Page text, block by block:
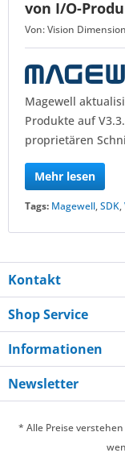
von I/O-
Von: Vision Dimension
Magewell
Produkte auf
proprietären
Mehr lesen
Tags: Magewell,SDK,
Kontakt
Shop Service
Informationen
Newsletter
* Alle Preise